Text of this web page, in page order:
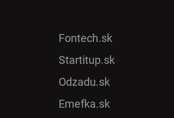
Fontech.sk
Startitup.sk
Odzadu.sk
Emefka.sk